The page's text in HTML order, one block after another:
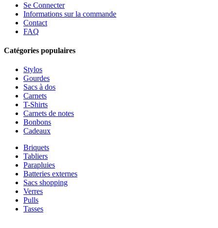
Se Connecter
Informations sur la commande
Contact
FAQ
Catégories populaires
Stylos
Gourdes
Sacs à dos
Carnets
T-Shirts
Carnets de notes
Bonbons
Cadeaux
Briquets
Tabliers
Parapluies
Batteries externes
Sacs shopping
Verres
Pulls
Tasses